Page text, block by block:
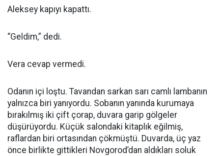
Aleksey kapıyı kapattı.
“Geldim,” dedi.
Vera cevap vermedi.
Odanın içi loştu. Tavandan sarkan sarı camlı lambanın
yalnızca biri yanıyordu. Sobanın yanında kurumaya
bırakılmış iki çift çorap, duvara garip gölgeler
düşürüyordu. Küçük salondaki kitaplık eğilmiş,
raflardan biri ortasından çökmüştü. Duvarda, üç yaz
önce birlikte gittikleri Novgorod’dan aldıkları soluk